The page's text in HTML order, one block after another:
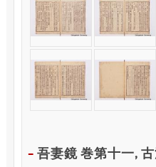
吾妻鏡 巻第十一,